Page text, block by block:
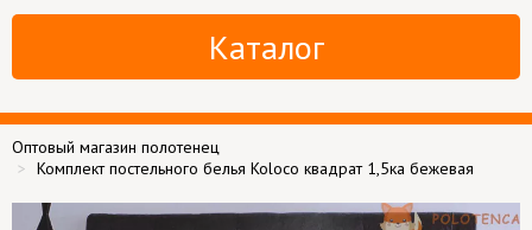
Каталог
Оптовый магазин полотенец
Комплект постельного белья Koloco квадрат 1,5ка бежевая